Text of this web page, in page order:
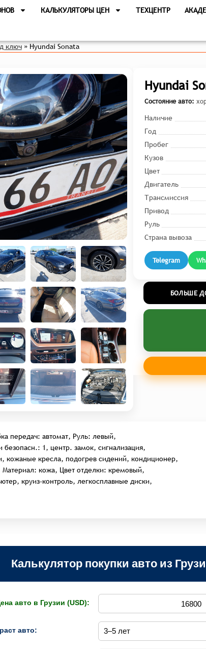
КАЛЬКУЛЯТОРЫ ЦЕН ТЕХЦЕНТР
ключ»Hyundai Sonata
Hyundai
Состояние авто:
Наличие
Год
Пробег
Кузов
Цвет
Двигатель
Трансмиссия
Привод
Руль
Страна вывоза
Telegram
БОЛЬШЕ
передач: автомат, Руль: левый,
безопасн.: 1, центр. замок, сигнализация,
кожаные кресла, подогрев сидений, кондиционер,
кожа, Цвет отделки: кремовый,
круиз-контроль, легкосплавные диски,
Калькулятор покупки авто из
авто в Грузии (USD):
авто: